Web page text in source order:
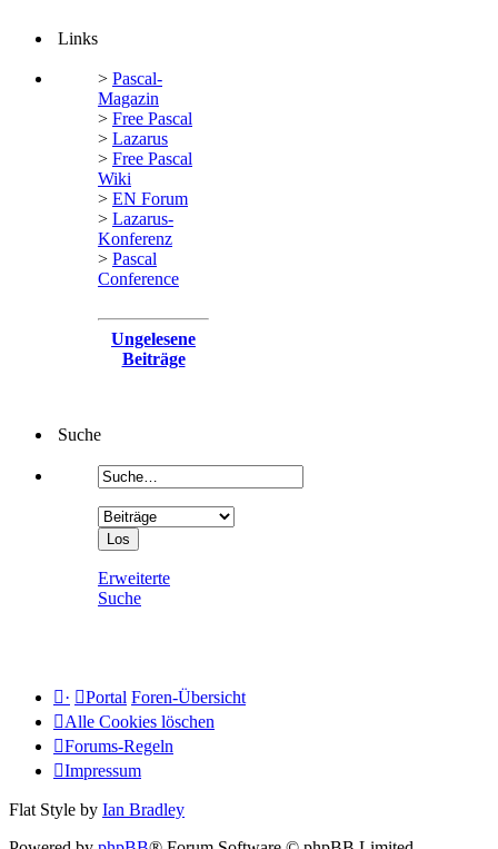
Links
> Pascal-
Magazin
> Free Pascal
> Lazarus
> Free Pascal
Wiki
> EN Forum
> Lazarus-
Konferenz
> Pascal
Conference
Ungelesene
Beiträge
Suche
Erweiterte
Suche
· Portal Foren-Übersicht
Alle Cookies löschen
Forums-Regeln
Impressum
Flat Style by Ian Bradley